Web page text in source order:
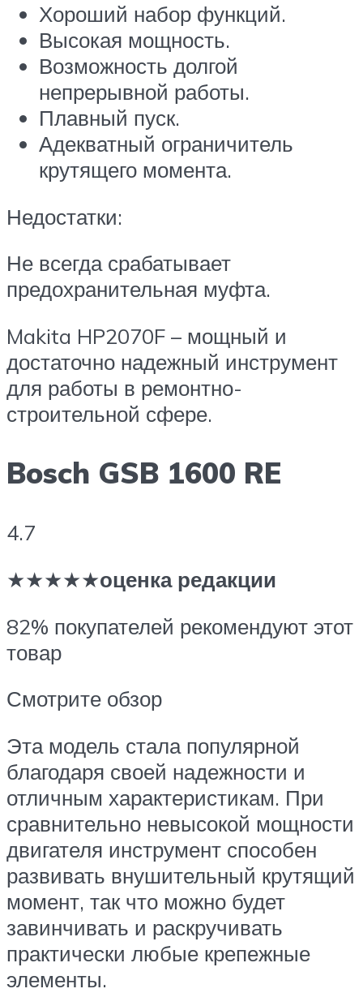
Хороший набор функций.
Высокая мощность.
Возможность долгой
непрерывной работы.
Плавный пуск.
Адекватный ограничитель
крутящего момента.
Недостатки:
Не всегда срабатывает
предохранительная муфта.
Makita HP2070F – мощный и
достаточно надежный инструмент
для работы в ремонтно-
строительной сфере.
Bosch GSB 1600 RE
4.7
★★★★★оценка редакции
82% покупателей рекомендуют этот
товар
Смотрите обзор
Эта модель стала популярной
благодаря своей надежности и
отличным характеристикам. При
сравнительно невысокой мощности
двигателя инструмент способен
развивать внушительный крутящий
момент, так что можно будет
завинчивать и раскручивать
практически любые крепежные
элементы.